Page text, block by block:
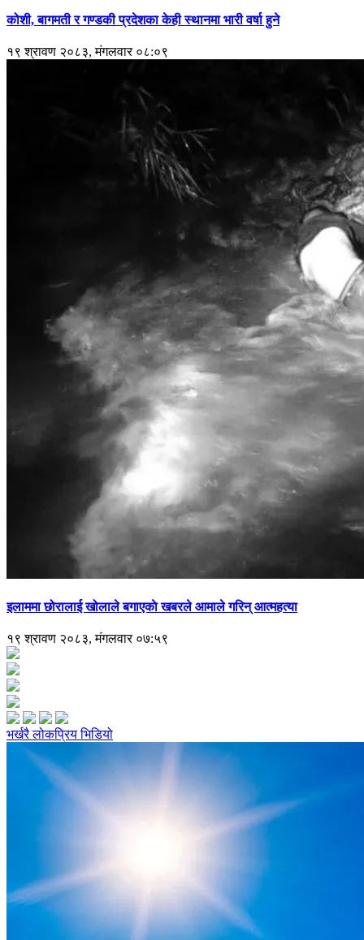
कोशी, बागमती र गण्डकी प्रदेशका केही स्थानमा भारी वर्षा हुने
१९ श्रावण २०८३, मंगलवार ०८:०९
इलाममा छोरालाई खोलाले बगाएकाे खबरले आमाले गरिन् आत्महत्या
१९ श्रावण २०८३, मंगलवार ०७:५९
भर्खरैलोकप्रियभिडियो